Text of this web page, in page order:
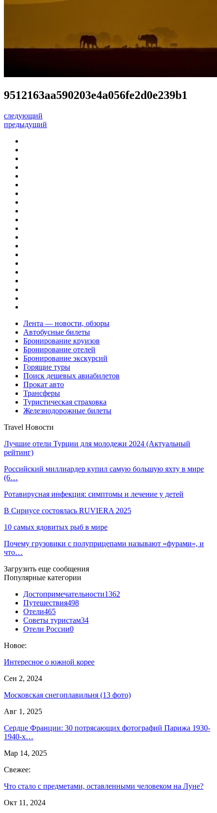
9512163aa590203e4a056fe2d0e239b1
следующий
предыдущий
Лента — новости, обзоры
Автобусные билеты
Бронирование круизов
Бронирование отелей
Бронирование экскурсий
Горящие туры
Поиск дешевых авиабилетов
Прокат авто
Трансферы
Туристическая страховка
Железнодорожные билеты
Travel Новости
Лучшие отели Турции для молодежи 2024 (Актуальный
рейтинг)
Российский миллиардер купил самую большую яхту в мире
(6…
Ротавирусная инфекция: симптомы и лечение у детей
В Сириусе состоялась RUVIERA 2025
10 самых ядовитых рыб в мире
Почему грузовики с полуприцепами называют «фурами», и
что…
Загрузить еще сообщения
Популярные категории
Достопримечательности1362
Путешествия498
Отели465
Советы туристам34
Отели России0
Новое:
Интересное о южной корее
Сен 2, 2024
Московская снегоплавильня (13 фото)
Авг 1, 2025
Сердце Франции: 30 потрясающих фотографий Парижа 1930-
1940-х…
Мар 14, 2025
Свежее:
Что стало с предметами, оставленными человеком на Луне?
Окт 11, 2024